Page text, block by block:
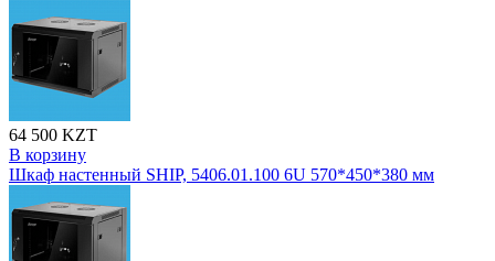
64 500 KZT
В корзину
Шкаф настенный SHIP, 5406.01.100 6U 570*450*380 мм